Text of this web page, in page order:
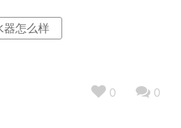
器怎么样
0 0